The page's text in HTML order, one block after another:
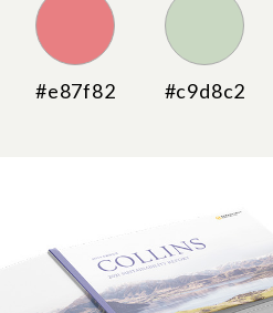
#e87f82 #c9d8c2